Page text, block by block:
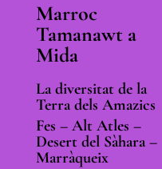
Marroc
Tamanawt a
Mida
La diversitat de la
Terra dels Amazics
Fes – Alt Atles –
Desert del Sàhara –
Marràqueix